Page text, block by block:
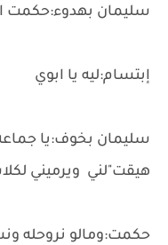
سليمان بهدوء:حكمت
إبتسام:ليه يا ابوي
سليمان بخوف:يا
هيقت"لني ويرميني
حكمت:ومالو نروحله